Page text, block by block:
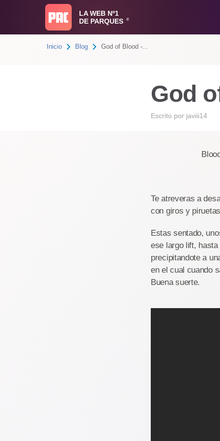
LA WEB Nº1
DE PARQUES
®
Inicio Blog God of Blood -...
God
Escrito por javiii14
Blood -
Te atreveras a
con giros y
Estas sentado,
ese largo lift,
precipitandote a
en el cual cuando
Buena suerte.